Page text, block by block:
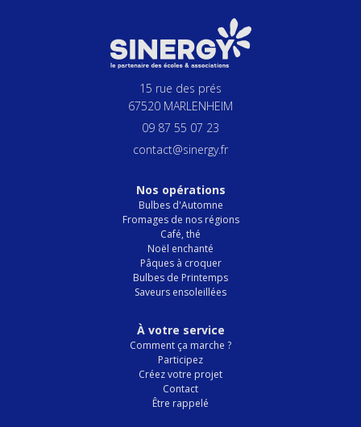
15 rue des prés
67520 MARLENHEIM
09 87 55 07 23
contact@sinergy.fr
Nos opérations
Bulbes d'Automne
Fromages de nos régions
Café, thé
Noël enchanté
Pâques à croquer
Bulbes de Printemps
Saveurs ensoleillées
À votre service
Comment ça marche ?
Participez
Créez votre projet
Contact
Être rappelé